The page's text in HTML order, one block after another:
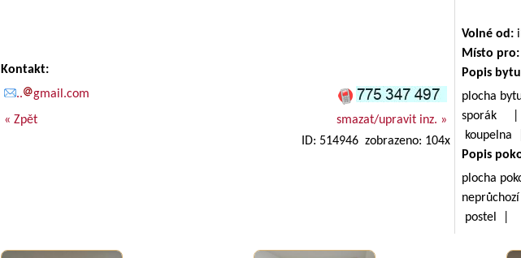
Kontakt:
..
gmail.com
smazat/upravit inz. »
« Zpět
ID: 514946 zobrazeno: 104x
Volné od:
Místo
Popis
plocha
sporák
Popis
plocha
postel |